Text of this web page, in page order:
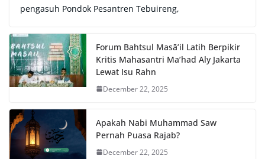
pengasuh Pondok Pesantren Tebuireng,
Forum Bahtsul Masā’il Latih Berpikir
Kritis Mahasantri Ma’had Aly Jakarta
Lewat Isu Rahn
December 22, 2025
Apakah Nabi Muhammad Saw
Pernah Puasa Rajab?
December 22, 2025